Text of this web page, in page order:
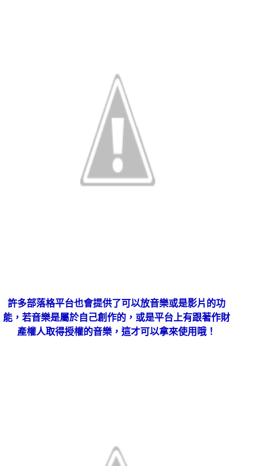
許多部落格平台也會提供了可以放音樂或是影片的功
能，若音樂是屬於自己創作的，或是平台上有跟著作財
產權人取得授權的音樂，這才可以拿來使用哦！